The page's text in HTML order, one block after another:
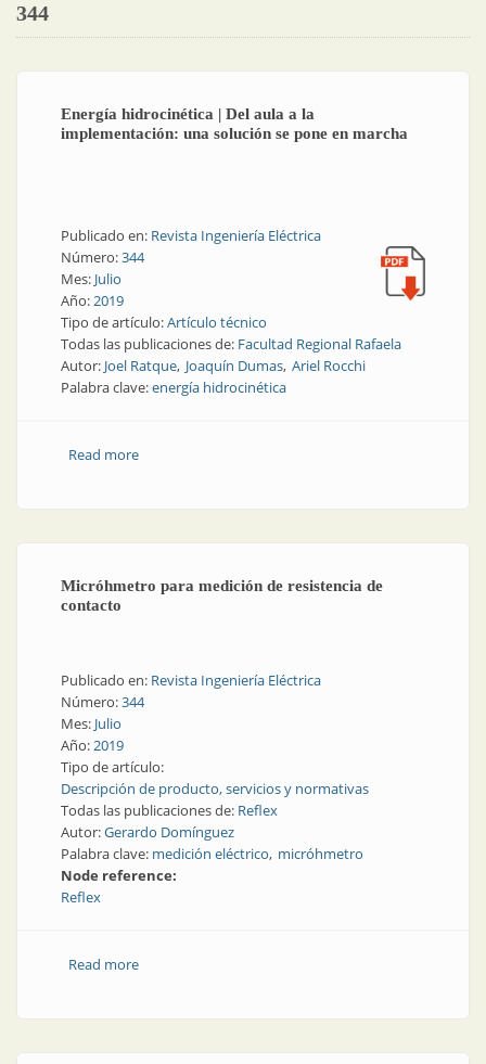
344
Energía hidrocinética | Del aula a la
implementación: una solución se pone en marcha
Publicado en: Revista Ingeniería Eléctrica
Número:344
Mes: Julio
Año:2019
Tipo de artículo:Artículo técnico
Todas las publicaciones de: Facultad Regional Rafaela
Autor: Joel Ratque Joaquín Dumas Ariel Rocchi
Palabra clave:energía hidrocinética
Read moreabout Energía hidrocinética | Del aula a la
Micróhmetro para medición de resistencia de
contacto
Publicado en: Revista Ingeniería Eléctrica
Número:344
Mes: Julio
Año:2019
Tipo de artículo:
Descripción de producto, servicios y normativas
Todas las publicaciones de: Reflex
Autor:Gerardo Domínguez
Palabra clave: medición eléctrico micróhmetro
Node reference:
Reflex
Read moreabout Micróhmetro para medición de resistencia de